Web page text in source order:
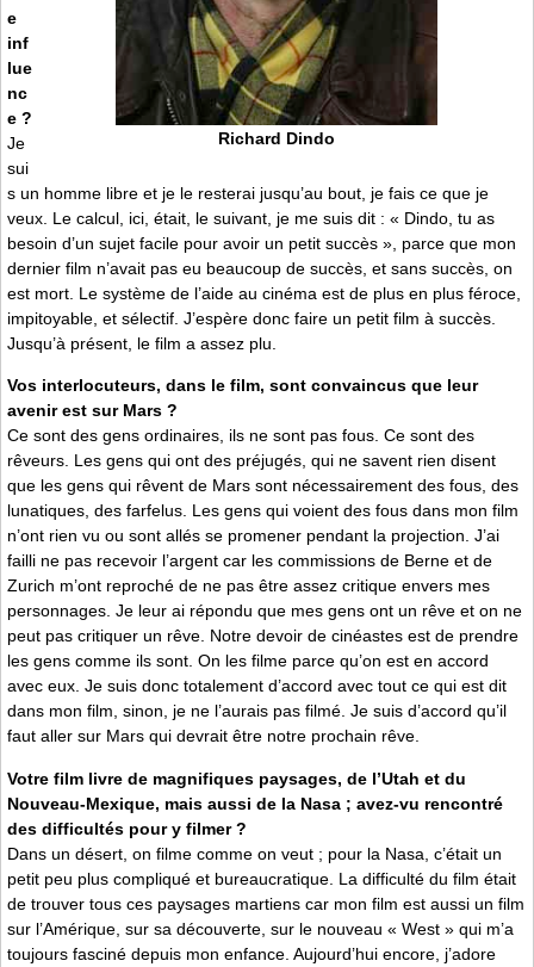
Richard Dindo
e
inf
lue
nc
e ?
Je
sui
s un homme libre et je le resterai jusqu’au bout, je fais ce que je
veux. Le calcul, ici, était, le suivant, je me suis dit : « Dindo, tu as
besoin d’un sujet facile pour avoir un petit succès », parce que mon
dernier film n’avait pas eu beaucoup de succès, et sans succès, on
est mort. Le système de l’aide au cinéma est de plus en plus féroce,
impitoyable, et sélectif. J’espère donc faire un petit film à succès.
Jusqu’à présent, le film a assez plu.
Vos interlocuteurs, dans le film, sont convaincus que leur
avenir est sur Mars ?
Ce sont des gens ordinaires, ils ne sont pas fous. Ce sont des
rêveurs. Les gens qui ont des préjugés, qui ne savent rien disent
que les gens qui rêvent de Mars sont nécessairement des fous, des
lunatiques, des farfelus. Les gens qui voient des fous dans mon film
n’ont rien vu ou sont allés se promener pendant la projection. J’ai
failli ne pas recevoir l’argent car les commissions de Berne et de
Zurich m’ont reproché de ne pas être assez critique envers mes
personnages. Je leur ai répondu que mes gens ont un rêve et on ne
peut pas critiquer un rêve. Notre devoir de cinéastes est de prendre
les gens comme ils sont. On les filme parce qu’on est en accord
avec eux. Je suis donc totalement d’accord avec tout ce qui est dit
dans mon film, sinon, je ne l’aurais pas filmé. Je suis d’accord qu’il
faut aller sur Mars qui devrait être notre prochain rêve.
Votre film livre de magnifiques paysages, de l’Utah et du
Nouveau-Mexique, mais aussi de la Nasa ; avez-vu rencontré
des difficultés pour y filmer ?
Dans un désert, on filme comme on veut ; pour la Nasa, c’était un
petit peu plus compliqué et bureaucratique. La difficulté du film était
de trouver tous ces paysages martiens car mon film est aussi un film
sur l’Amérique, sur sa découverte, sur le nouveau « West » qui m’a
toujours fasciné depuis mon enfance. Aujourd’hui encore, j’adore